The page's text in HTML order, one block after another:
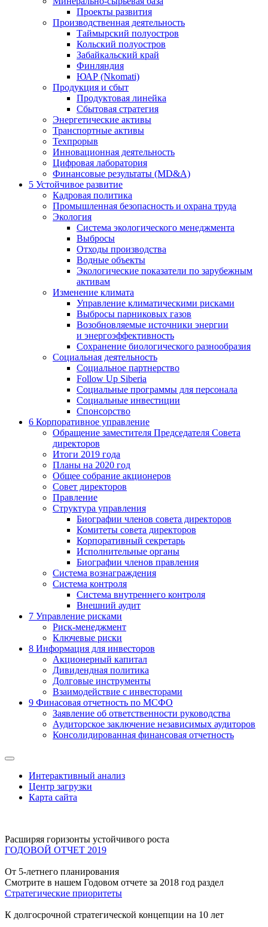
Проекты развития
Производственная деятельность
Таймырский полуостров
Кольский полуостров
Забайкальский край
Финляндия
ЮАР (Nkomati)
Продукция и сбыт
Продуктовая линейка
Сбытовая стратегия
Энергетические активы
Транспортные активы
Техпрорыв
Инновационная деятельность
Цифровая лаборатория
Финансовые результаты (MD&A)
5 Устойчивое развитие
Кадровая политика
Промышленная безопасность и охрана труда
Экология
Система экологического менеджмента
Выбросы
Отходы производства
Водные объекты
Экологические показатели по зарубежным
активам
Изменение климата
Управление климатическими рисками
Выбросы парниковых газов
Возобновляемые источники энергии
и энергоэффективность
Сохранение биологического разнообразия
Социальная деятельность
Социальное партнерство
Follow Up Siberia
Социальные программы для персонала
Социальные инвестиции
Спонсорство
6 Корпоративное управление
Обращение заместителя Председателя Совета
директоров
Итоги 2019 года
Планы на 2020 год
Общее собрание акционеров
Совет директоров
Правление
Структура управления
Биографии членов совета директоров
Комитеты совета директоров
Корпоративный секретарь
Исполнительные органы
Биографии членов правления
Система вознаграждения
Система контроля
Система внутреннего контроля
Внешний аудит
7 Управление рисками
Риск-менеджмент
Ключевые риски
8 Информация для инвесторов
Акционерный капитал
Дивидендная политика
Долговые инструменты
Взаимодействие с инвеcторами
9 Финасовая отчетность по МСФО
Заявление об ответственности руководства
Аудиторское заключение независимых аудиторов
Консолидированная финансовая отчетность
Интерактивный анализ
Центр загрузки
Карта сайта
Расширяя горизонты устойчивого роста
ГОДОВОЙ ОТЧЕТ 2019
От 5-летнего планирования
Смотрите в нашем Годовом отчете за 2018 год раздел
Стратегические приоритеты
К долгосрочной стратегической концепции на 10 лет